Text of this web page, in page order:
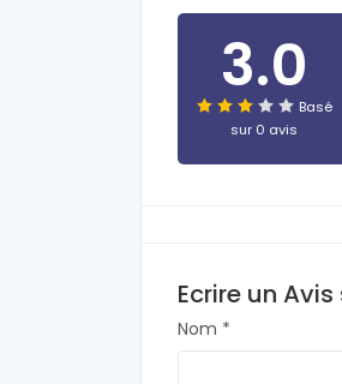
3.0
Basé
sur 0 avis
Ecrire un
Nom *